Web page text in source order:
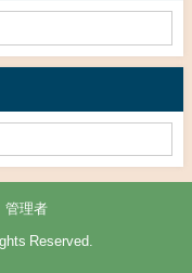
管理者
Reserved.